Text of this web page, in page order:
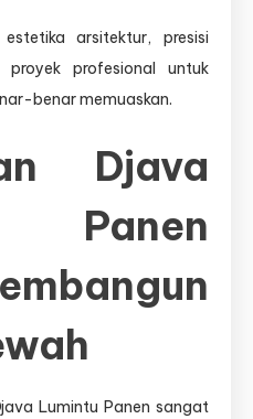
arsitektur, presisi
proyek profesional untuk
benar memuaskan.
Djava
Panen
Lumintu Panen sangat